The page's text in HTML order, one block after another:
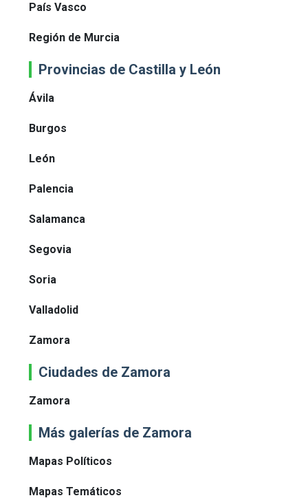
País Vasco
Región de Murcia
Provincias de Castilla y León
Ávila
Burgos
León
Palencia
Salamanca
Segovia
Soria
Valladolid
Zamora
Ciudades de Zamora
Zamora
Más galerías de Zamora
Mapas Políticos
Mapas Temáticos